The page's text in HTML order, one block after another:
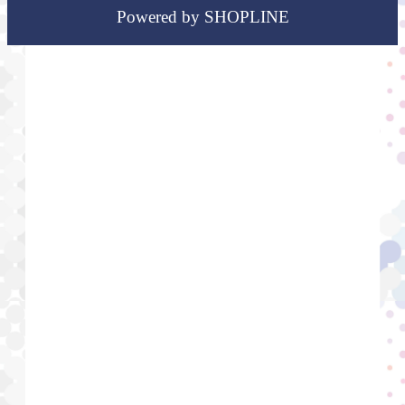
Powered by SHOPLINE